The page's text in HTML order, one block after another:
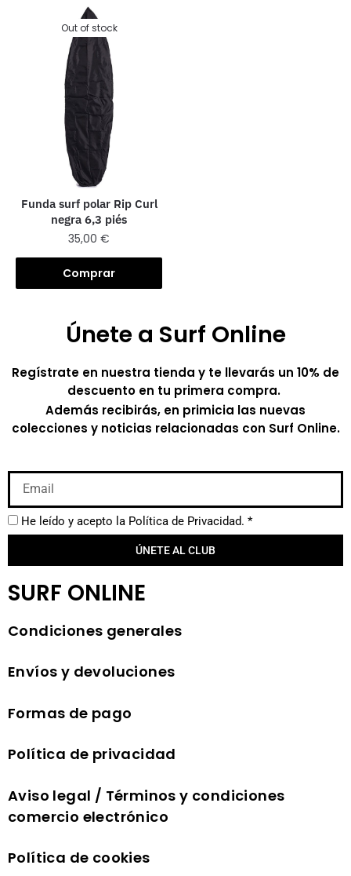
Out of stock
Funda surf polar Rip Curl
negra 6,3 piés
35,00€
Comprar
Únete a Surf Online
Regístrate en nuestra tienda y te llevarás un 10% de
descuento en tu primera compra.
Además recibirás, en primicia las nuevas
colecciones y noticias relacionadas con Surf Online.
He leído y acepto la Política de Privacidad. *
ÚNETE AL CLUB
SURF ONLINE
Condiciones generales
Envíos y devoluciones
Formas de pago
Política de privacidad
Aviso legal / Términos y condiciones
comercio electrónico
Política de cookies